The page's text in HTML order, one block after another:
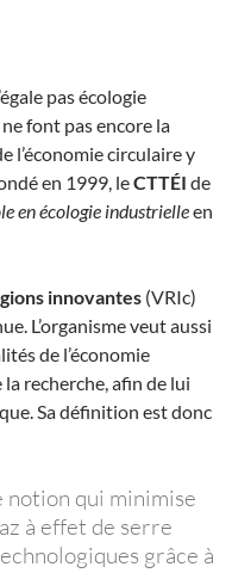
pas écologie
font pas encore la
l’économie circulaire y
en 1999, leCTTÉI de
en écologie industrielleen
innovantes (VRIc)
L’organisme veut aussi
de l’économie
recherche, afin de lui
Sa définition est donc
notion qui minimise
à effet de serre
grâce à